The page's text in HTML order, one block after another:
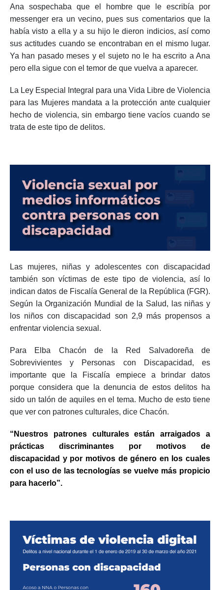
Ana sospechaba que el hombre que le escribía por
messenger era un vecino, pues sus comentarios que la
había visto a ella y a su hijo le dieron indicios, así como
sus actitudes cuando se encontraban en el mismo lugar.
Ya han pasado meses y el sujeto no le ha escrito a Ana
pero ella sigue con el temor de que vuelva a aparecer.
La Ley Especial Integral para una Vida Libre de Violencia
para las Mujeres mandata a la protección ante cualquier
hecho de violencia, sin embargo tiene vacíos cuando se
trata de este tipo de delitos.
Las mujeres, niñas y adolescentes con discapacidad
también son víctimas de este tipo de violencia, así lo
indican datos de Fiscalía General de la República (FGR).
Según la Organización Mundial de la Salud, las niñas y
los niños con discapacidad son 2,9 más propensos a
enfrentar violencia sexual.
Para Elba Chacón de la Red Salvadoreña de
Sobrevivientes y Personas con Discapacidad, es
importante que la Fiscalía empiece a brindar datos
porque considera que la denuncia de estos delitos ha
sido un talón de aquiles en el tema. Mucho de esto tiene
que ver con patrones culturales, dice Chacón.
“Nuestros patrones culturales están arraigados a
prácticas discriminantes por motivos de
discapacidad y por motivos de género en los cuales
con el uso de las tecnologías se vuelve más propicio
para hacerlo”.